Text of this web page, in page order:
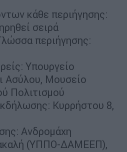
κάθε περιήγησης:
σειρά
περιήγησης:
Υπουργείο
Ασύλου, Μουσείο
Πολιτισμού
Κυρρήστου 8,
Ανδρομάχη
(ΥΠΠΟ-ΔΑΜΕΕΠ),